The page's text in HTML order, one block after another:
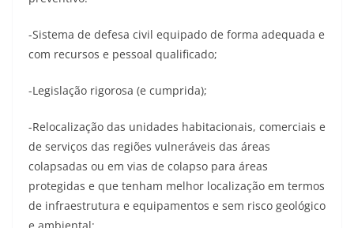
-Sistema de defesa civil equipado de forma adequada e
com recursos e pessoal qualificado;
-Legislação rigorosa (e cumprida);
-Relocalização das unidades habitacionais, comerciais e
de serviços das regiões vulneráveis das áreas
colapsadas ou em vias de colapso para áreas
protegidas e que tenham melhor localização em termos
de infraestrutura e equipamentos e sem risco geológico